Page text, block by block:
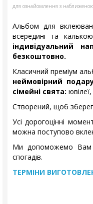
для ознайомлення з наближеною
Альбом для
всередині та
індивідуальний
безкоштовно.
Класичний преміум
неймовірний
сімейні свята:
Створений, щоб
Усі дорогоцінні
можна поступово
Ми допоможемо Вам
спогадів.
ТЕРМІНИ